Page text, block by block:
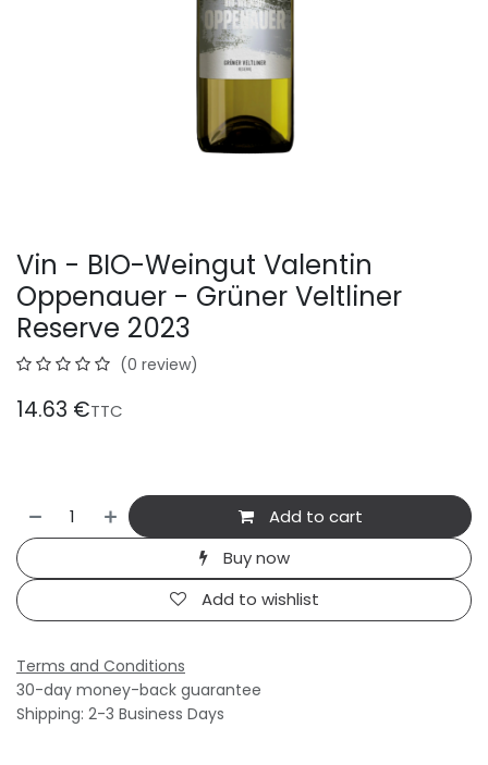
Vin - BIO-Weingut Valentin
Oppenauer - Grüner Veltliner
Reserve 2023
(0 review)
14.63 €TTC
Add to cart
Buy now
Add to wishlist
Terms and Conditions
30-day money-back guarantee
Shipping: 2-3 Business Days